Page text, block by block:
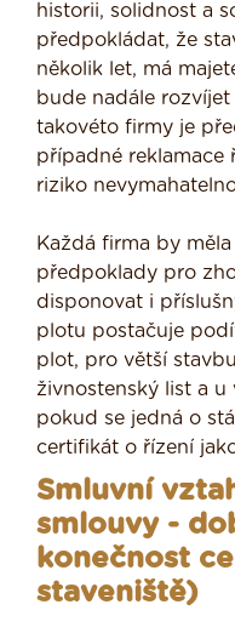
historii, solidnost a
předpokládat, že
několik let, má
bude nadále rozvíjet
takovéto firmy je
případné reklamace
riziko
Každá firma by
předpoklady pro
disponovat i
plotu postačuje
plot, pro větší
živnostenský list a u
pokud se jedná o
certifikát o řízení
Smluvní
smlouvy -
konečnost
staveniště)